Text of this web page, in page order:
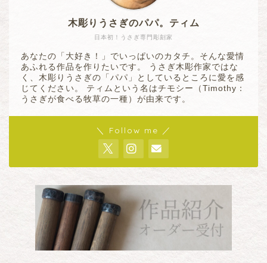
日本初！うさぎ専門彫刻家
木彫りうさぎのパパ。ティム
あなたの「大好き！」でいっぱいのカタチ。そんな愛情
あふれる作品を作りたいです。 うさぎ木彫作家ではな
く、木彫りうさぎの「パパ」としているところに愛を感
じてください。 ティムという名はチモシー（Timothy：
うさぎが食べる牧草の一種）が由来です。
＼ Follow me ／